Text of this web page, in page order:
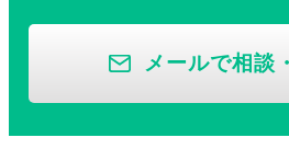
メールで相談